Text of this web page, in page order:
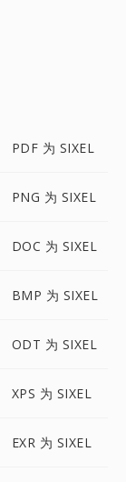
PDF 为 SIXEL
PNG 为 SIXEL
DOC 为 SIXEL
BMP 为 SIXEL
ODT 为 SIXEL
XPS 为 SIXEL
EXR 为 SIXEL